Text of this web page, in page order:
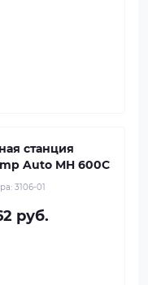
станция
Auto MH 600C
3106-01
руб.